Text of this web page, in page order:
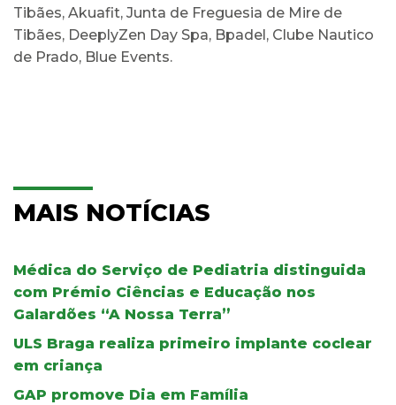
Tibães, Akuafit, Junta de Freguesia de Mire de
Tibães, DeeplyZen Day Spa, Bpadel, Clube Nautico
de Prado, Blue Events.
MAIS NOTÍCIAS
Médica do Serviço de Pediatria distinguida
com Prémio Ciências e Educação nos
Galardões “A Nossa Terra”
ULS Braga realiza primeiro implante coclear
em criança
GAP promove Dia em Família